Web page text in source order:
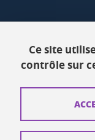
Ressources
Contacts
Plans d'accès
Mentions légales
Ce site
contrôle sur